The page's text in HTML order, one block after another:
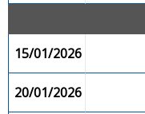
15/01/2026
20/01/2026